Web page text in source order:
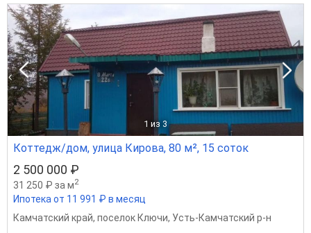
1 из 3
Коттедж/дом, улица Кирова, 80 м², 15 соток
2 500 000 ₽
31 250 ₽ за м2
Ипотека от 11 991 ₽ в месяц
Камчатский край, поселок Ключи, Усть-Камчатский р-н